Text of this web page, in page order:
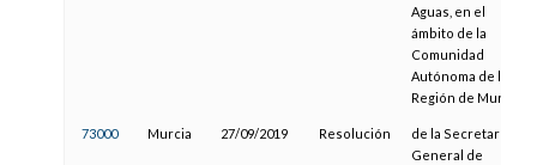
Aguas, en el
ámbito de la
Comunidad
Autónoma de la
Región de Murcia
73000 Murcia 27/09/2019 Resolución
de la Secretaría
General de